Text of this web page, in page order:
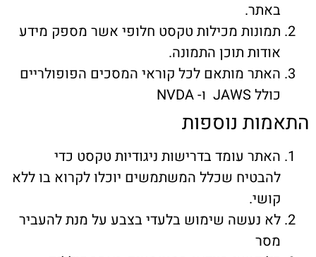
מכילות טקסט חלופי אשר מספק מידע
תוכן התמונה.
מותאם לכל קוראי המסכים הפופולריים
נוספות
עומד בדרישות ניגודיות טקסט כדי
שכלל המשתמשים יוכלו לקרוא בו ללא
נעשה שימוש בלעדי בצבע על מנת להעביר